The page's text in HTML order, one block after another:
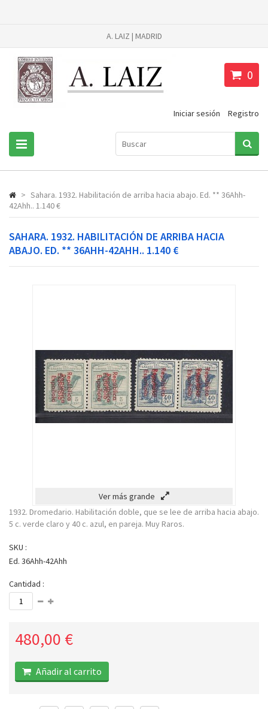
A. LAIZ | MADRID
0
Iniciar sesión Registro
> Sahara. 1932. Habilitación de arriba hacia abajo. Ed. ** 36Ahh-
42Ahh.. 1.140 €
SAHARA. 1932. HABILITACIÓN DE ARRIBA HACIA
ABAJO. ED. ** 36AHH-42AHH.. 1.140 €
Ver más grande
1932. Dromedario. Habilitación doble, que se lee de arriba hacia abajo.
5 c. verde claro y 40 c. azul, en pareja. Muy Raros.
SKU :
Ed. 36Ahh-42Ahh
Cantidad :
480,00 €
Añadir al carrito